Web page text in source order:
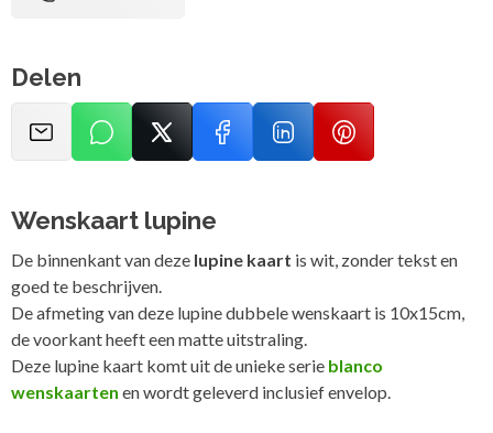
Delen
Wenskaart lupine
De binnenkant van deze lupine kaart is wit, zonder tekst en
goed te beschrijven.
De afmeting van deze lupine dubbele wenskaart is 10x15cm,
de voorkant heeft een matte uitstraling.
Deze lupine kaart komt uit de unieke serie blanco
wenskaarten en wordt geleverd inclusief envelop.